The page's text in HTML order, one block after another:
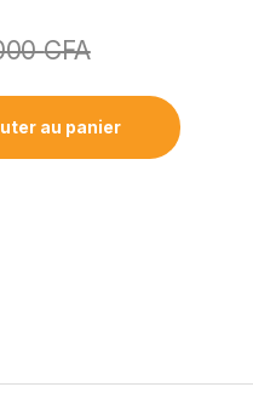
CFA
Détail Métallique (34–42)
au panier